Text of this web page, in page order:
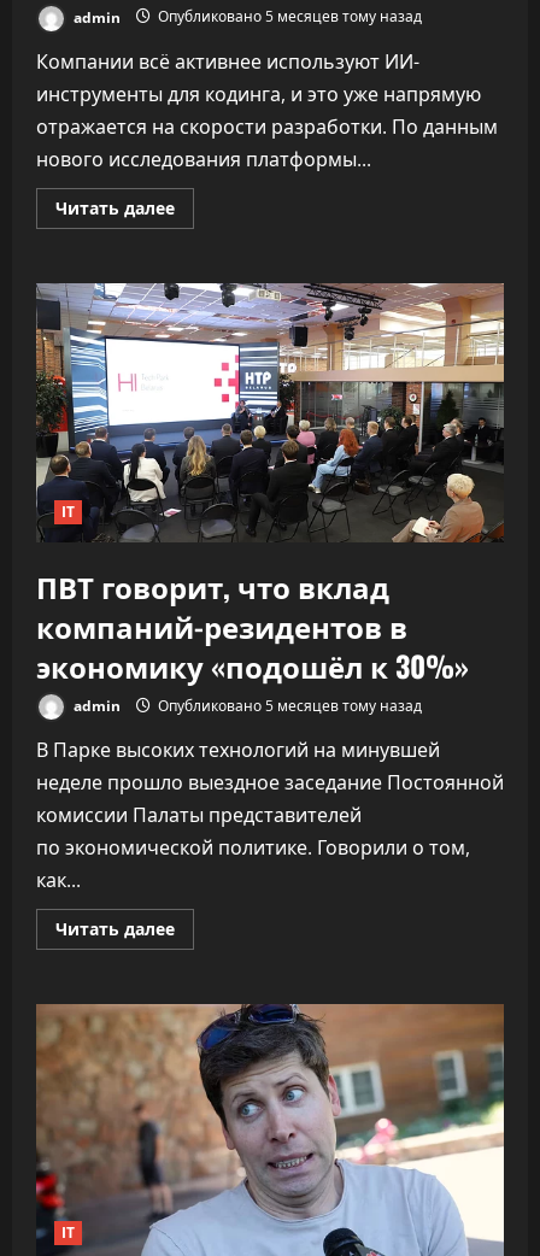
admin Опубликовано 5 месяцев тому назад
Компании всё активнее используют ИИ-
инструменты для кодинга, и это уже напрямую
отражается на скорости разработки. По данным
нового исследования платформы...
Читать далееПрочитать
больше
ИИ
почти
удвоил
скорость
разработки
софта,
обрушив
качество
IT
ПВТ говорит, что вклад
компаний-резидентов в
экономику «подошёл к 30%»
admin Опубликовано 5 месяцев тому назад
В Парке высоких технологий на минувшей
неделе прошло выездное заседание Постоянной
комиссии Палаты представителей
по экономической политике. Говорили о том,
как...
Читать далееПрочитать
больше
что
вклад
компаний-
резидентов
в
экономику
«подошёл
30%»
IT